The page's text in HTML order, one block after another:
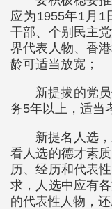
应为1955年1月1
干部、个别民主
界代表人物、香
龄可适当放宽；
新提拔的党
务5年以上，适当
新提名人选
看人选的德才素
历、经历和代表
求，人选中应有
的代表性人物，